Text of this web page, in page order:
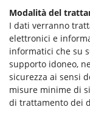
Modalità del
I dati verranno
elettronici e
informatici che su
supporto idoneo,
sicurezza ai sensi
misure minime di
di trattamento dei